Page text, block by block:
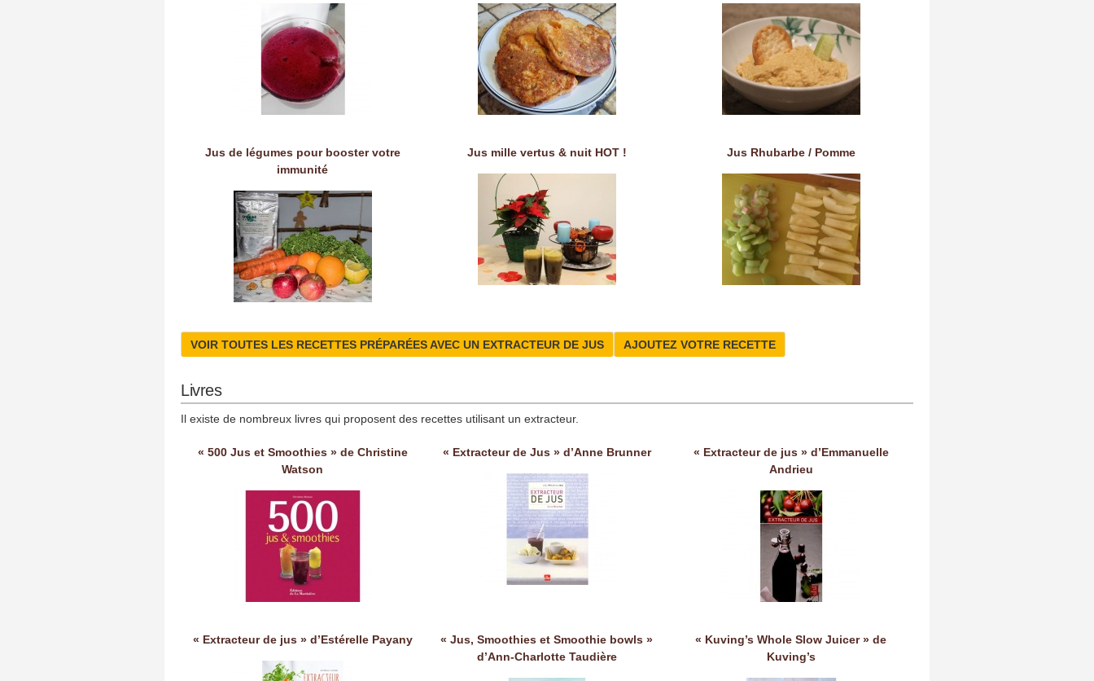
Jus de légumes pour booster votre
immunité
Jus mille vertus & nuit HOT ! Jus Rhubarbe / Pomme
VOIR TOUTES LES RECETTES PRÉPARÉES AVEC UN EXTRACTEUR DE JUS AJOUTEZ VOTRE RECETTE
Livres
Il existe de nombreux livres qui proposent des recettes utilisant un extracteur.
« 500 Jus et Smoothies » de Christine
Watson
« Extracteur de Jus » d’Anne Brunner
« Extracteur de jus » d’Emmanuelle
Andrieu
« Extracteur de jus » d’Estérelle Payany
« Jus, Smoothies et Smoothie bowls »
d’Ann-Charlotte Taudière
« Kuving’s Whole Slow Juicer » de
Kuving’s